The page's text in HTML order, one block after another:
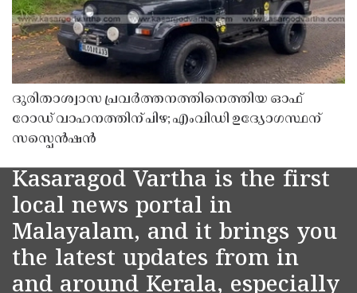
ദുരിതാശ്വാസ പ്രവർത്തനത്തിനെത്തിയ ഓഫ്
റോഡ് വാഹനത്തിന് പിഴ; എംവിഡി ഉദ്യോഗസ്ഥന്
സസ്പെൻഷൻ
Kasaragod Vartha is the first
local news portal in
Malayalam, and it brings you
the latest updates from in
and around Kerala, especially